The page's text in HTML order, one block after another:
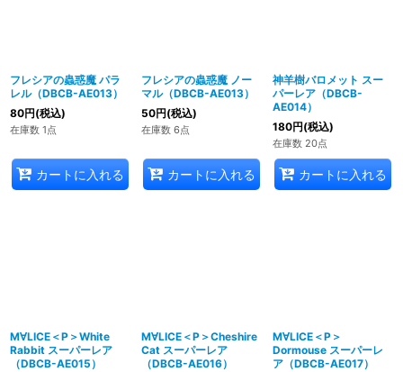
フレシアの蟲惑魔 パラ
レル（DBCB-AE013）
80円(税込)
在庫数 1点
カートに入れる
フレシアの蟲惑魔 ノー
マル（DBCB-AE013）
50円(税込)
在庫数 6点
カートに入れる
神羊樹バロメット スー
パーレア（DBCB-
AE014）
180円(税込)
在庫数 20点
カートに入れる
M∀LICE＜P＞White
Rabbit スーパーレア
（DBCB-AE015）
M∀LICE＜P＞Cheshire
Cat スーパーレア
（DBCB-AE016）
M∀LICE＜P＞
Dormouse スーパーレ
ア（DBCB-AE017）